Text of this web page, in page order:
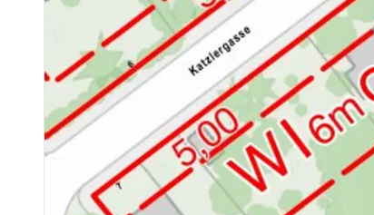
Kinder & Schulen
Schule <1.000m
Kindergarten <1.000m
Universität <2.500m
Höhere Schule <3.500m
Nahversorgung
Supermarkt <500m
Bäckerei <1.000m
Einkaufszentrum <1.000m